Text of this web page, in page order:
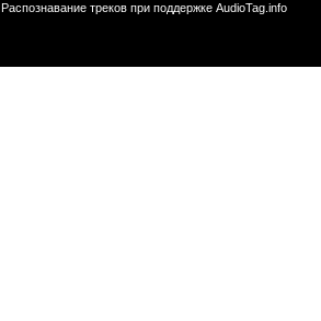
Распознавание треков при поддержке AudioTag.info